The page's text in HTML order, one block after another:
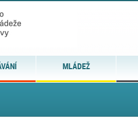
MLÁDEŽ